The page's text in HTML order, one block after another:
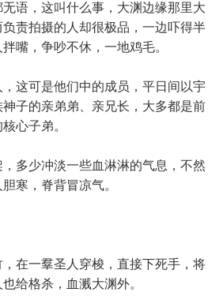
语，这叫什么事，大渊边缘那里大
责拍摄的人却很极品，一边吓得半
嘴，争吵不休，一地鸡毛。
这可是他们中的成员，平日间以宇
子的亲弟弟、亲兄长，大多都是前
心子弟。
多少冲淡一些血淋淋的气息，不然
寒，脊背冒凉气。
在一羣圣人穿梭，直接下死手，将
给格杀，血溅大渊外。